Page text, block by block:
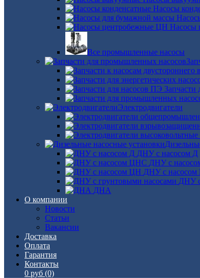
Насосы
Насосы
Все промышленные насосы
Запчасти
Электродвигатели
ДНУ с насосом Д
ДНУ с
ДНУ с
ДНУ
ДНА
О компании
Новости
Статьи
Вакансии
Доставка
Оплата
Гарантия
Контакты
0 руб (0)